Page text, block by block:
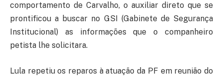
comportamento de Carvalho, o auxiliar direto que se
prontificou a buscar no GSI (Gabinete de Segurança
Institucional) as informações que o companheiro
petista lhe solicitara.
Lula repetiu os reparos à atuação da PF em reunião do